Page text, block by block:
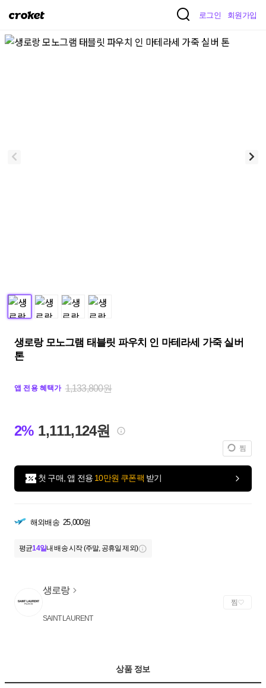
크
켓
로그인 회원가입
생로랑 모노그램 태블릿 파우치 인 마테라세 가죽 실버
톤
앱 전용 혜택가 1,133,800원
2% 1,111,124원
찜
첫 구매, 앱 전용 10만원 쿠폰팩 받기
해외배송 25,000원
평균14일내 배송 시작 (주말, 공휴일 제외)
생로랑
SAINT LAURENT
찜
상품 정보